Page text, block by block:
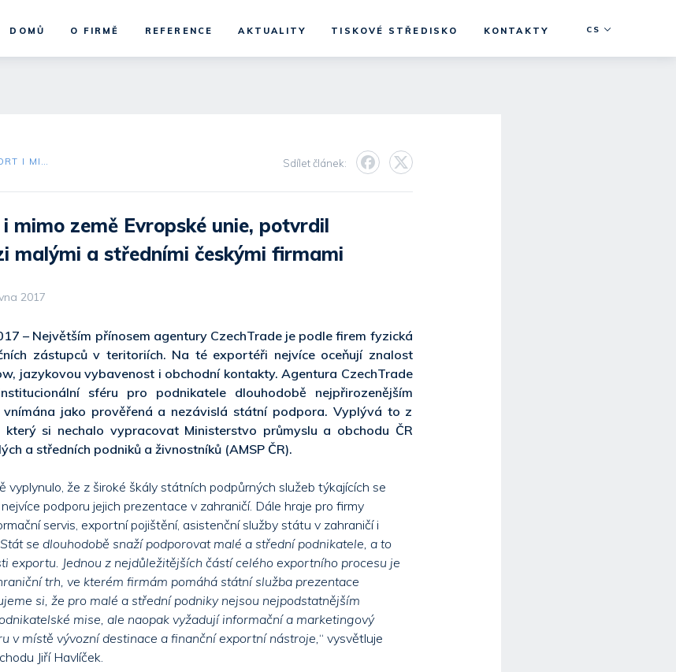
DOMŮ O FIRMĚ REFERENCE AKTUALITY TISKOVÉ STŘEDISKO KONTAKTY CS
ROSTE EXPORT I MIMO ZEMĚ EVROPSKÉ UNIE, POTVRDIL PRŮZKUM MEZI MALÝMI A STŘEDNÍMI ČESKÝMI FIRMAMI Sdílet článek:
mimo země Evropské unie, potvrdil
malými a středními českými firmami
2017
– Největším přínosem agentury CzechTrade je podle firem fyzická
zástupců v teritoriích. Na té exportéři nejvíce oceňují znalost
jazykovou vybavenost i obchodní kontakty. Agentura CzechTrade
sféru pro podnikatele dlouhodobě nejpřirozenějším
jako prověřená a nezávislá státní podpora. Vyplývá to z
který si nechalo vypracovat Ministerstvo průmyslu a obchodu ČR
a středních podniků a živnostníků (AMSP ČR).
vyplynulo, že z široké škály státních podpůrných služeb týkajících se
podporu jejich prezentace v zahraničí. Dále hraje pro firmy
servis, exportní pojištění, asistenční služby státu v zahraničí i
Stát se dlouhodobě snaží podporovat malé a střední podnikatele, a to
exportu. Jednou z nejdůležitějších částí celého exportního procesu je
trh, ve kterém firmám pomáhá státní služba prezentace
si, že pro malé a střední podniky nejsou nejpodstatnějším
mise, ale naopak vyžadují informační a marketingový
v místě vývozní destinace a finanční exportní nástroje,“ vysvětluje
Jiří Havlíček.